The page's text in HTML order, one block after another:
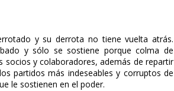
y su derrota no tiene vuelta atrás.
y sólo se sostiene porque colma de
socios y colaboradores, además de repartir
partidos más indeseables y corruptos de
le sostienen en el poder.